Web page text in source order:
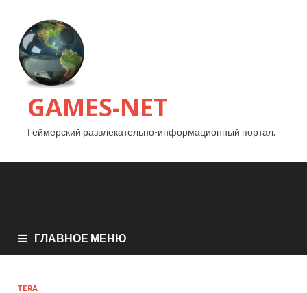
GAMES-NET
Геймерский развлекательно-информационный портал.
ГЛАВНОЕ МЕНЮ
TERA